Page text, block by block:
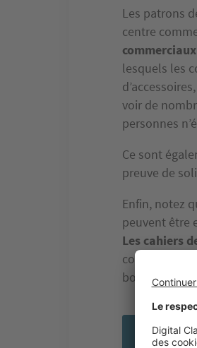
Les patrons
centre
lesquels les
voir de
personnes
Ce sont
preuve de
Enfin, notez
peuvent être
Les cahiers
complexe
boutique